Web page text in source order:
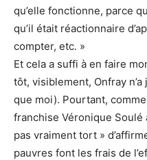
qu’elle fonctionne, parce
qu’il était réactionnaire
compter, etc. »
Et cela a suffi à en faire
tôt, visiblement, Onfray
que moi). Pourtant,
franchise Véronique Soulé
pas vraiment tort »
pauvres font les frais de